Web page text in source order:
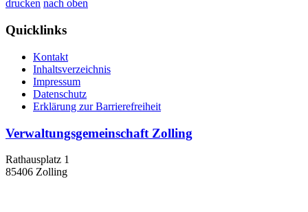
drucken nach oben
Quicklinks
Kontakt
Inhaltsverzeichnis
Impressum
Datenschutz
Erklärung zur Barrierefreiheit
Verwaltungsgemeinschaft Zolling
Rathausplatz 1
85406 Zolling